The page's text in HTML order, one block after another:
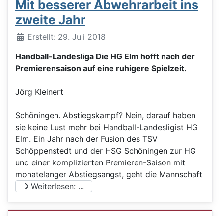
Mit besserer Abwehrarbeit ins
zweite Jahr
DetailsErstellt: 29. Juli 2018
Handball-Landesliga Die HG Elm hofft nach der
Premierensaison auf eine ruhigere Spielzeit.
Jörg Kleinert
Schöningen. Abstiegskampf? Nein, darauf haben
sie keine Lust mehr bei Handball-Landesligist HG
Elm. Ein Jahr nach der Fusion des TSV
Schöppenstedt und der HSG Schöningen zur HG
und einer komplizierten Premieren-Saison mit
monatelanger Abstiegsangst, geht die Mannschaft
Weiterlesen: ...